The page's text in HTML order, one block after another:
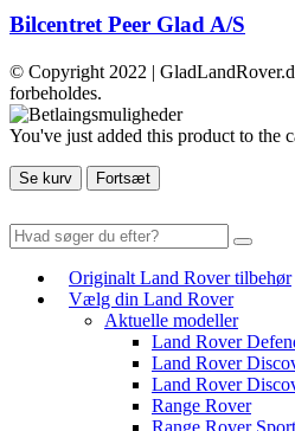
Bilcentret Peer Glad A/S
© Copyright 2022 |
forbeholdes.
You've just added this product to the
Se kurv Fortsæt
Originalt Land Rover tilbehør
Vælg din Land Rover
Aktuelle modeller
Land Rover
Land Rover
Land Rover
Range Rover
Range Rover Sport